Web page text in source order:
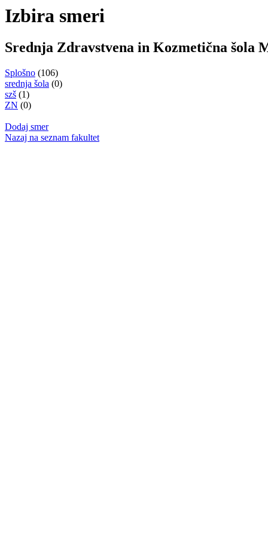
Izbira smeri
Srednja Zdravstvena in Kozmetična šola
Splošno (106)
srednja šola (0)
szš (1)
ZN (0)
Dodaj smer
Nazaj na seznam fakultet